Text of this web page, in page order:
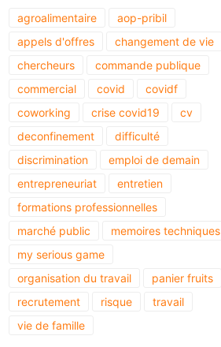
agroalimentaire
aop-pribil
appels d'offres
changement de vie
chercheurs
commande publique
commercial
covid
covidf
coworking
crise covid19
cv
deconfinement
difficulté
discrimination
emploi de demain
entrepreneuriat
entretien
formations professionnelles
marché public
memoires techniques
my serious game
organisation du travail
panier fruits
recrutement
risque
travail
vie de famille